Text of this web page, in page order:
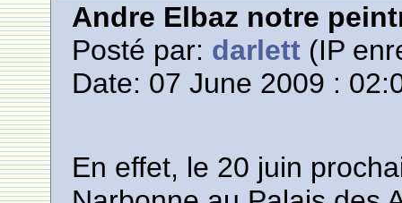
Andre Elbaz notre
Posté par: darlett (IP
Date: 07 June 2009 :
En effet, le 20 juin